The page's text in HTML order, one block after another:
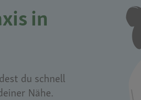
in
du schnell
Nähe.